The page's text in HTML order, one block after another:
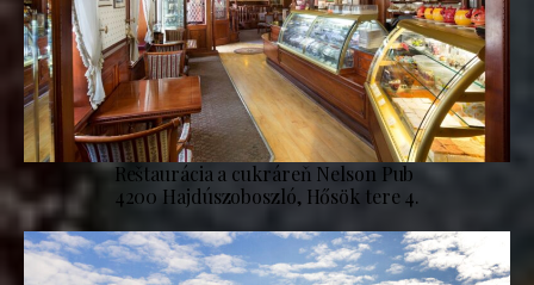
Reštaurácia a cukráreň Nelson Pub
4200 Hajdúszoboszló, Hősök tere 4.